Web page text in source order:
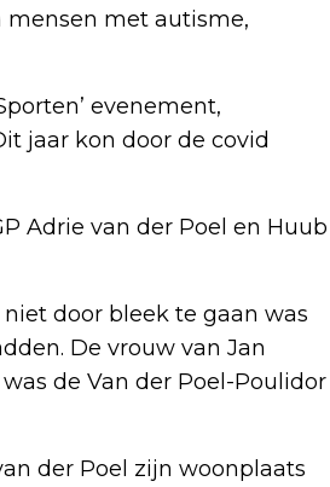
met autisme,
evenement,
jaar kon door de covid
Adrie van der Poel en Huub
door bleek te gaan was
De vrouw van Jan
de Van der Poel-Poulidor
der Poel zijn woonplaats